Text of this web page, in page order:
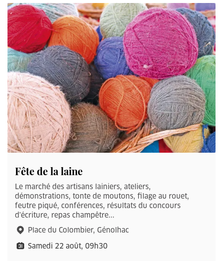
Fête de la laine
Le marché des artisans lainiers, ateliers,
démonstrations, tonte de moutons, filage au rouet,
feutre piqué, conférences, résultats du concours
d'écriture, repas champêtre...
Place du Colombier, Génolhac
Samedi 22 août, 09h30